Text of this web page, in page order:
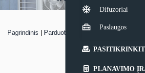
Difuzoriai
Paslaugos
PLANAVIMO
Pagrindinis Parduotuvė Mitsubishi Electric